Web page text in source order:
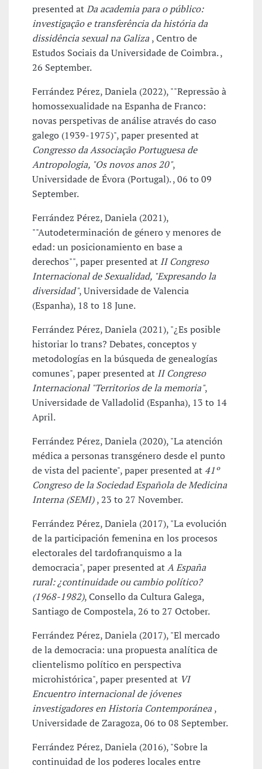
presented atDa academia para o público:
investigação e transferência da história da
dissidência sexual na Galiza, Centro de
Estudos Sociais da Universidade de Coimbra. ,
26 September.
Ferrández Pérez, Daniela (2022), ""Repressão à
homossexualidade na Espanha de Franco:
novas perspetivas de análise através do caso
galego (1939-1975)", paper presented at
Congresso da Associação Portuguesa de
Antropologia, "Os novos anos 20",
Universidade de Évora (Portugal). , 06 to 09
September.
Ferrández Pérez, Daniela (2021),
""Autodeterminación de género y menores de
edad: un posicionamiento en base a
derechos"", paper presented at II Congreso
Internacional de Sexualidad, "Expresando la
diversidad", Universidade de Valencia
(Espanha), 18 to 18 June.
Ferrández Pérez, Daniela (2021), "¿Es posible
historiar lo trans? Debates, conceptos y
metodologías en la búsqueda de genealogías
comunes", paper presented at II Congreso
Internacional "Territorios de la memoria",
Universidade de Valladolid (Espanha), 13 to 14
April.
Ferrández Pérez, Daniela (2020), "La atención
médica a personas transgénero desde el punto
de vista del paciente", paper presented at 41º
Congreso de la Sociedad Española de Medicina
Interna (SEMI), 23 to 27 November.
Ferrández Pérez, Daniela (2017), "La evolución
de la participación femenina en los procesos
electorales del tardofranquismo a la
democracia", paper presented atA España
rural: ¿continuidade ou cambio político?
(1968-1982), Consello da Cultura Galega,
Santiago de Compostela, 26 to 27 October.
Ferrández Pérez, Daniela (2017), "El mercado
de la democracia: una propuesta analítica de
clientelismo político en perspectiva
microhistórica", paper presented at VI
Encuentro internacional de jóvenes
investigadores en Historia Contemporánea,
Universidade de Zaragoza, 06 to 08 September.
Ferrández Pérez, Daniela (2016), "Sobre la
continuidad de los poderes locales entre